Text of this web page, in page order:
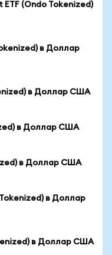
(Ondo Tokenized)
в Доллар
в Доллар США
в Доллар США
в Доллар США
в Доллар
в Доллар США